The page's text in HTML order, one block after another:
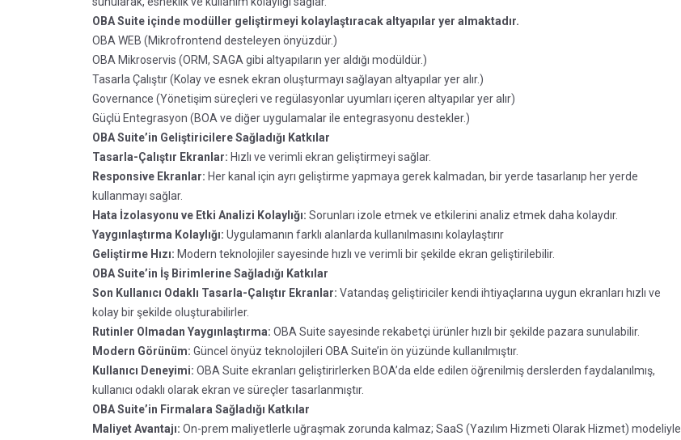
OBA Suite içinde modüller geliştirmeyi kolaylaştıracak altyapılar yer almaktadır.
OBA WEB (Mikrofrontend desteleyen önyüzdür.)
OBA Mikroservis (ORM, SAGA gibi altyapıların yer aldığı modüldür.)
Tasarla Çalıştır (Kolay ve esnek ekran oluşturmayı sağlayan altyapılar yer alır.)
Governance (Yönetişim süreçleri ve regülasyonlar uyumları içeren altyapılar yer alır)
Güçlü Entegrasyon (BOA ve diğer uygulamalar ile entegrasyonu destekler.)
OBA Suite’in Geliştiricilere Sağladığı Katkılar
Tasarla-Çalıştır Ekranlar: Hızlı ve verimli ekran geliştirmeyi sağlar.
Responsive Ekranlar: Her kanal için ayrı geliştirme yapmaya gerek kalmadan, bir yerde tasarlanıp her yerde
kullanmayı sağlar.
Hata İzolasyonu ve Etki Analizi Kolaylığı: Sorunları izole etmek ve etkilerini analiz etmek daha kolaydır.
Yaygınlaştırma Kolaylığı: Uygulamanın farklı alanlarda kullanılmasını kolaylaştırır
Geliştirme Hızı: Modern teknolojiler sayesinde hızlı ve verimli bir şekilde ekran geliştirilebilir.
OBA Suite’in İş Birimlerine Sağladığı Katkılar
Son Kullanıcı Odaklı Tasarla-Çalıştır Ekranlar: Vatandaş geliştiriciler kendi ihtiyaçlarına uygun ekranları hızlı ve
kolay bir şekilde oluşturabilirler.
Rutinler Olmadan Yaygınlaştırma: OBA Suite sayesinde rekabetçi ürünler hızlı bir şekilde pazara sunulabilir.
Modern Görünüm: Güncel önyüz teknolojileri OBA Suite’in ön yüzünde kullanılmıştır.
Kullanıcı Deneyimi: OBA Suite ekranları geliştirirlerken BOA’da elde edilen öğrenilmiş derslerden faydalanılmış,
kullanıcı odaklı olarak ekran ve süreçler tasarlanmıştır.
OBA Suite’in Firmalara Sağladığı Katkılar
Maliyet Avantajı: On-prem maliyetlerle uğraşmak zorunda kalmaz; SaaS (Yazılım Hizmeti Olarak Hizmet) modeliyle